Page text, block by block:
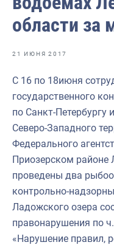
Отраслевые СМИ
Выставки и
Научно-
Рыбоохрана России
Отрасль в цифрах
Инфографика
Большая
Укрепление
События в России
области
21 ИЮНЯ 2017
С 16 по 18июня
государственного
по Санкт-Петербургу
Северо-Западного
Федерального
Приозерском районе
проведены два
контрольно-
Ладожского озера
правонарушения по
«Нарушение правил,